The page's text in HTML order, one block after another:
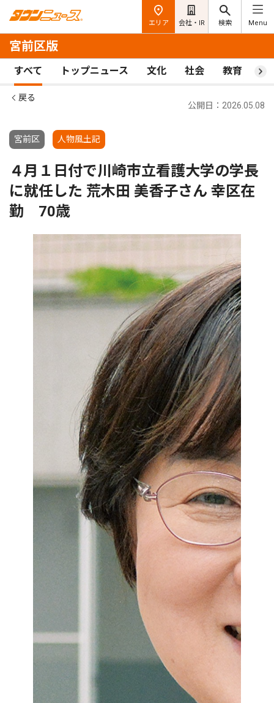
エリア 会社・IR 検索 Menu
宮前区版
すべて トップニュース 文化 社会 教育 ス
戻る
宮前区 人物風土記
公開日：2026.05.08
４月１日付で川崎市立看護大学の学長
に就任した 荒木田 美香子さん 幸区在
勤 70歳